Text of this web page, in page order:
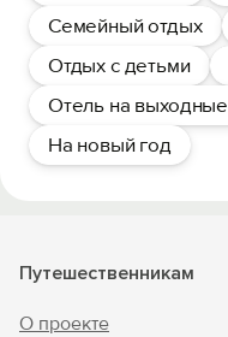
Семейный отдых
Отдых с детьми
Отель на выходные
На новый год
Путешественникам
О проекте